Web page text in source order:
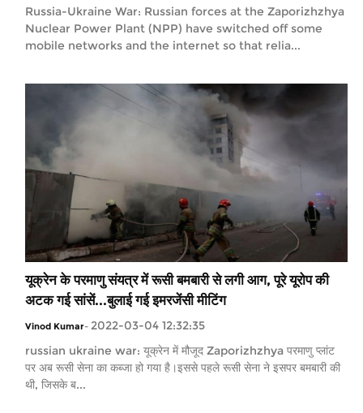
Russia-Ukraine War: Russian forces at the Zaporizhzhya
Nuclear Power Plant (NPP) have switched off some
mobile networks and the internet so that relia...
यूक्रेन के परमाणु संयत्र में रूसी बमबारी से लगी आग, पूरे यूरोप की
अटक गई सांसें...बुलाई गई इमरजेंसी मीटिंग
Vinod Kumar- 2022-03-04 12:32:35
russian ukraine war: यूक्रेन में मौजूद Zaporizhzhya परमाणु प्लांट
पर अब रूसी सेना का कब्जा हो गया है।इससे पहले रूसी सेना ने इसपर बमबारी की
थी, जिसके ब...